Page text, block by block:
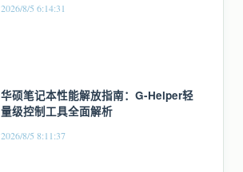
2026/8/5 6:14:31
华硕笔记本性能解放指南：G-Helper轻
量级控制工具全面解析
2026/8/5 8:11:37